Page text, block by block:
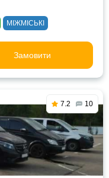
МІЖМІСЬКІ
Замовити
7.2 10